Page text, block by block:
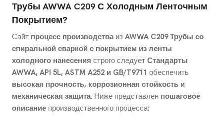
Трубы AWWA C209 С Холодным Ленточным
Покрытием?
Сайт процесс производстваиз AWWA C209 Трубы со
спиральной сваркой с покрытием из ленты
холодного нанесения строго следует Стандарты
AWWA, API 5L, ASTM A252 и GB/T9711 обеспечить
высокая прочность, коррозионная стойкость и
механическая защита. Ниже представлен пошаговое
описание производственного процесса: